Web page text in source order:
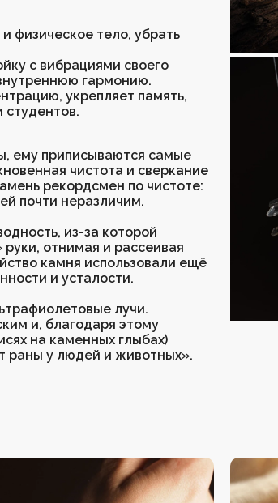
физическое тело, убрать
с вибрациями своего
гармонию.
укрепляет память,
студентов.
ему приписываются самые
чистота и сверкание
рекордсмен по чистоте:
почти неразличим.
из-за которой
отнимая и рассеивая
камня использовали ещё
и усталости.
лучи.
и, благодаря этому
на каменных глыбах)
раны у людей и животных».